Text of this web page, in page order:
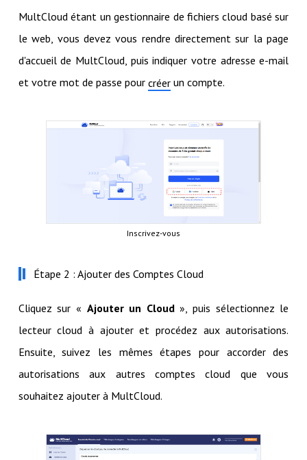
MultCloud étant un gestionnaire de fichiers cloud basé sur
le web, vous devez vous rendre directement sur la page
d'accueil de MultCloud, puis indiquer votre adresse e-mail
et votre mot de passe pour créerun compte.
Inscrivez-vous
Étape 2 : Ajouter des Comptes Cloud
Cliquez sur « Ajouter un Cloud», puis sélectionnez le
lecteur cloud à ajouter et procédez aux autorisations.
Ensuite, suivez les mêmes étapes pour accorder des
autorisations aux autres comptes cloud que vous
souhaitez ajouter à MultCloud.